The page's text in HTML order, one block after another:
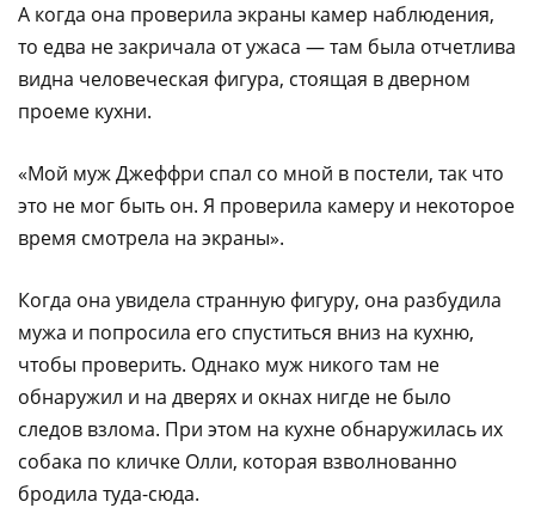
А когда она проверила экраны камер наблюдения,
то едва не закричала от ужаса — там была отчетлива
видна человеческая фигура, стоящая в дверном
проеме кухни.
«Мой муж Джеффри спал со мной в постели, так что
это не мог быть он. Я проверила камеру и некоторое
время смотрела на экраны».
Когда она увидела странную фигуру, она разбудила
мужа и попросила его спуститься вниз на кухню,
чтобы проверить. Однако муж никого там не
обнаружил и на дверях и окнах нигде не было
следов взлома. При этом на кухне обнаружилась их
собака по кличке Олли, которая взволнованно
бродила туда-сюда.